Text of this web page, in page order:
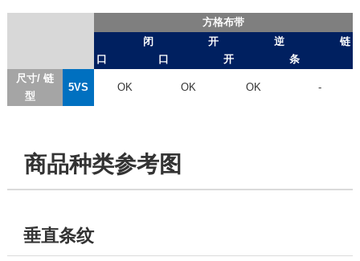
方格布带
闭
口
开
口
逆
开
链
条
尺寸/ 链
型
5VS OK OK OK -
商品种类参考图
垂直条纹